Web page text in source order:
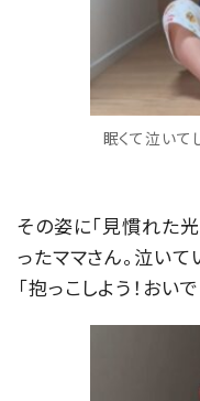
眠くて泣いて
その姿に「見慣れた
ったママさん。泣い
「抱っこしよう！おい